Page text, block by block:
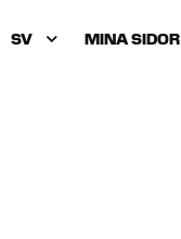
Välj
MINA SIDOR